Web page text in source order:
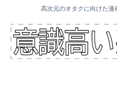
高次元のオタクに向けた漫